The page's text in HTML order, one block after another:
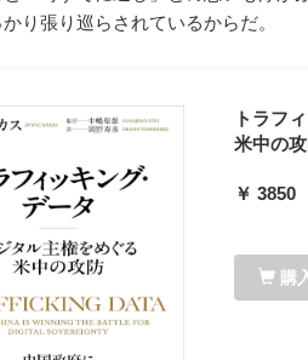
り張り巡らされているからだ。
トラフ
米中の
￥ 3850
購